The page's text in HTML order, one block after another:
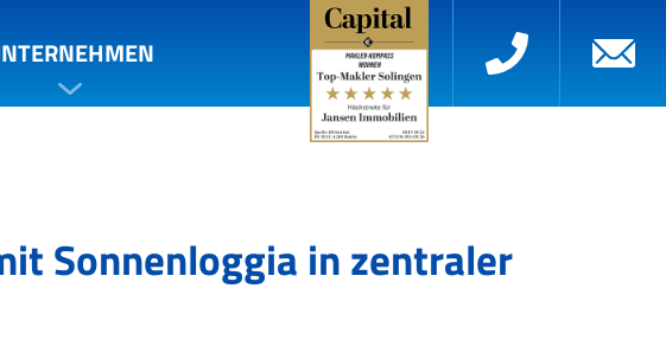
Sonnenloggia in zentraler